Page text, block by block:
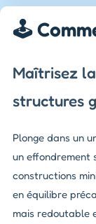
🕹️
Maîtrisez
structures
Plonge dans un
un effondrement
constructions
en équilibre
mais redoutable